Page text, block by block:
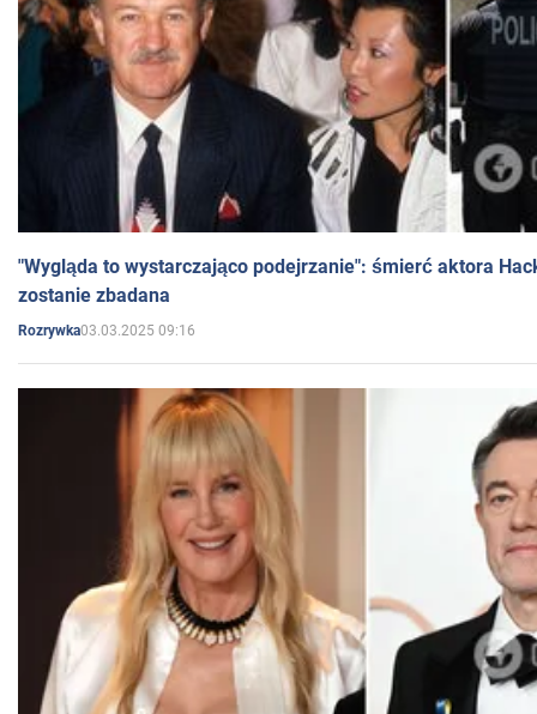
"Wygląda to wystarczająco podejrzanie": śmierć aktora
zostanie zbadana
Rozrywka03.03.2025 09:16